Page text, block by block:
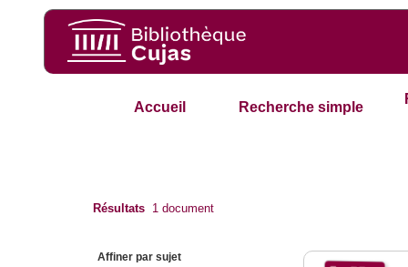
Accueil Recherche simple
Résultats 1 document
Affiner par sujet